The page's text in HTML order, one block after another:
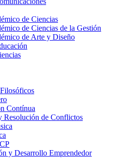
de Ciencias
de Ciencias de la Gestión
de Arte y Diseño
Contínua
Resolución de Conflictos
y Desarrollo Emprendedor